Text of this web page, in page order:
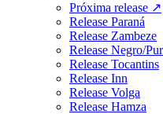
Próxima release ↗
Release Paraná
Release Zambeze
Release Negro/
Release Tocantins
Release Inn
Release Volga
Release Hamza